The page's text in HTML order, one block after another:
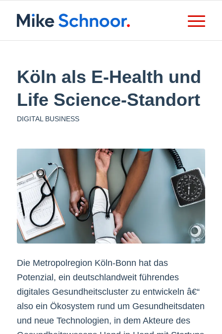
Köln als E-Health und
Life Science-Standort
DIGITAL BUSINESS
Die Metropolregion Köln-Bonn hat das
Potenzial, ein deutschlandweit führendes
digitales Gesundheitscluster zu entwickeln â€“
also ein Ökosystem rund um Gesundheitsdaten
und neue Technologien, in dem Akteure des